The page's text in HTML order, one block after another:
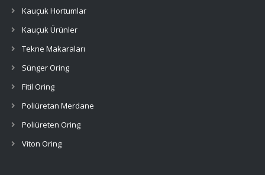
Kauçuk Hortumlar
Kauçuk Ürünler
Tekne Makaraları
Sünger Oring
Fitil Oring
Poliüretan Merdane
Poliüreten Oring
Viton Oring